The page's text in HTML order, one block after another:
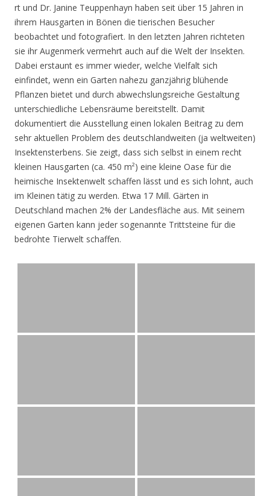
rt und Dr. Janine Teuppenhayn haben seit über 15 Jahren in
ihrem Hausgarten in Bönen die tierischen Besucher
beobachtet und fotografiert. In den letzten Jahren richteten
sie ihr Augenmerk vermehrt auch auf die Welt der Insekten.
Dabei erstaunt es immer wieder, welche Vielfalt sich
einfindet, wenn ein Garten nahezu ganzjährig blühende
Pflanzen bietet und durch abwechslungsreiche Gestaltung
unterschiedliche Lebensräume bereitstellt. Damit
dokumentiert die Ausstellung einen lokalen Beitrag zu dem
sehr aktuellen Problem des deutschlandweiten (ja weltweiten)
Insektensterbens. Sie zeigt, dass sich selbst in einem recht
kleinen Hausgarten (ca. 450 m²) eine kleine Oase für die
heimische Insektenwelt schaffen lässt und es sich lohnt, auch
im Kleinen tätig zu werden. Etwa 17 Mill. Gärten in
Deutschland machen 2% der Landesfläche aus. Mit seinem
eigenen Garten kann jeder sogenannte Trittsteine für die
bedrohte Tierwelt schaffen.